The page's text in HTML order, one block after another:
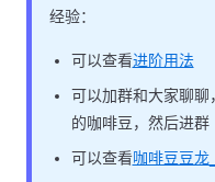
经验：
可以查看进阶用法
可以加群和大家聊聊
的咖啡豆，然后进群
可以查看咖啡豆豆龙